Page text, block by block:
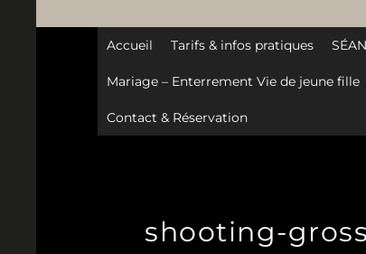
Accueil Tarifs & infos pratiques
Mariage – Enterrement Vie de jeune fille
Contact & Réservation
shooting-